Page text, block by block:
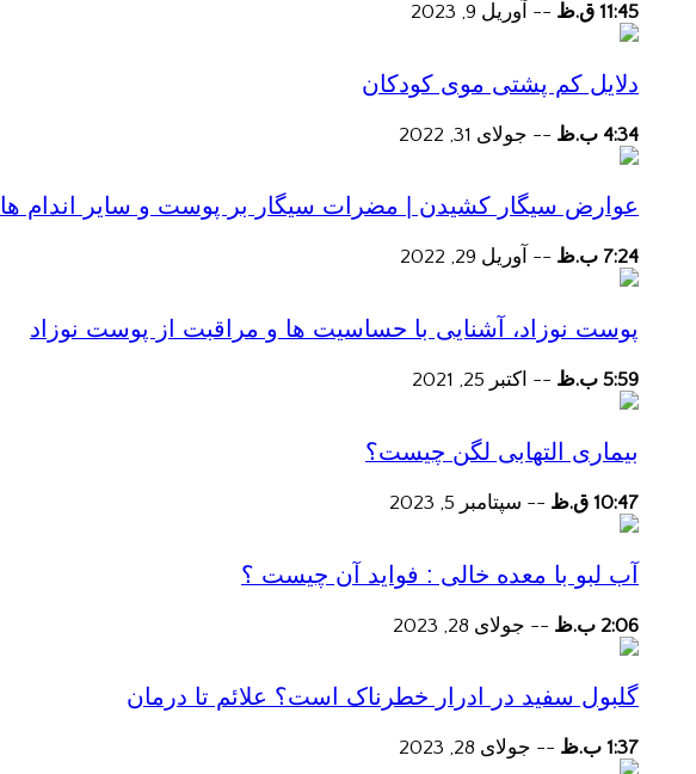
11:45 ق.ظ -- آوریل 9, 2023
دلایل کم پشتی موی کودکان
4:34 ب.ظ -- جولای 31, 2022
عوارض سیگار کشیدن | مضرات سیگار بر پوست و سایر اندام ها
7:24 ب.ظ -- آوریل 29, 2022
پوست نوزاد، آشنایی با حساسیت ها و مراقبت از پوست نوزاد
5:59 ب.ظ -- اکتبر 25, 2021
بیماری التهابی لگن چیست؟
10:47 ق.ظ -- سپتامبر 5, 2023
آب لبو با معده خالی : فواید آن چیست ؟
2:06 ب.ظ -- جولای 28, 2023
گلبول سفید در ادرار خطرناک است؟ علائم تا درمان
1:37 ب.ظ -- جولای 28, 2023